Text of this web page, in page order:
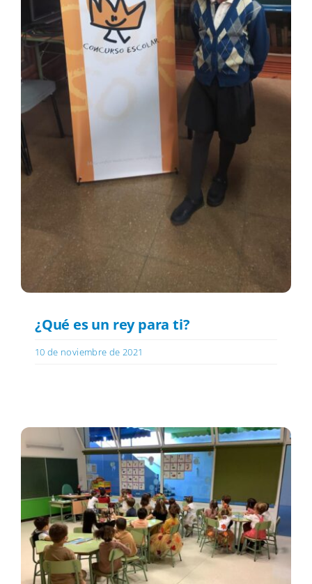
¿Qué es un rey para ti?
10 de noviembre de 2021